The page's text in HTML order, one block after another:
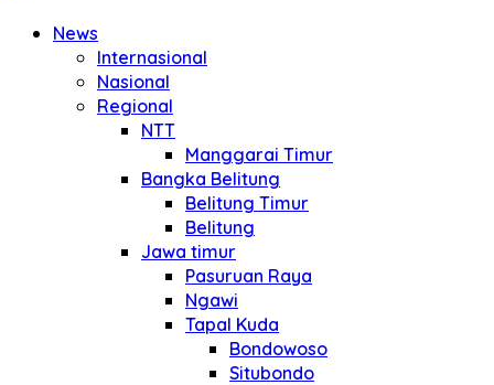
News
Internasional
Nasional
Regional
NTT
Manggarai Timur
Bangka Belitung
Belitung Timur
Belitung
Jawa timur
Pasuruan Raya
Ngawi
Tapal Kuda
Bondowoso
Situbondo